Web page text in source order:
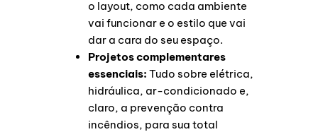
o layout, como cada ambiente
vai funcionar e o estilo que vai
dar a cara do seu espaço.
Projetos complementares
essenciais: Tudo sobre elétrica,
hidráulica, ar-condicionado e,
claro, a prevenção contra
incêndios, para sua total